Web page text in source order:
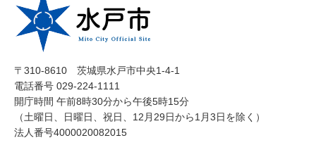
〒310-8610 茨城県水戸市中央1-4-1
電話番号 029-224-1111
開庁時間 午前8時30分から午後5時15分
（土曜日、日曜日、祝日、12月29日から1月3日を除く）
法人番号4000020082015